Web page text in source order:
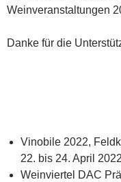
Weinveranstaltungen
Danke für die
Vinobile 2022,
22. bis 24. April 2022
Weinviertel DAC